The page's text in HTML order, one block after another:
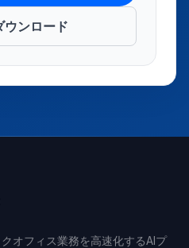
ウンロード
オフィス業務を高速化するAIプ